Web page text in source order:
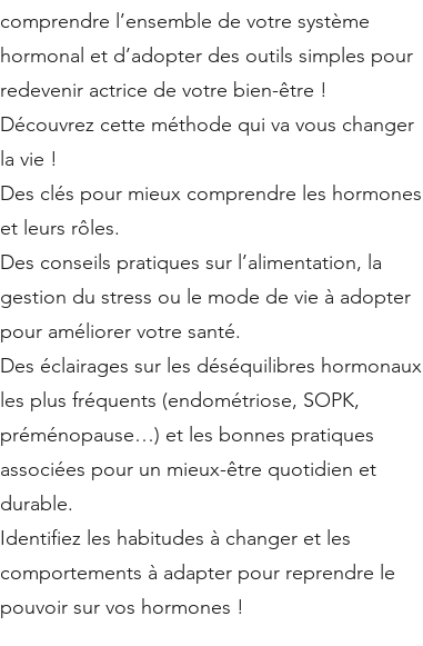
comprendre l’ensemble de votre système
hormonal et d’adopter des outils simples pour
redevenir actrice de votre bien-être !
Découvrez cette méthode qui va vous changer
la vie !
Des clés pour mieux comprendre les hormones
et leurs rôles.
Des conseils pratiques sur l’alimentation, la
gestion du stress ou le mode de vie à adopter
pour améliorer votre santé.
Des éclairages sur les déséquilibres hormonaux
les plus fréquents (endométriose, SOPK,
préménopause…) et les bonnes pratiques
associées pour un mieux-être quotidien et
durable.
Identifiez les habitudes à changer et les
comportements à adapter pour reprendre le
pouvoir sur vos hormones !